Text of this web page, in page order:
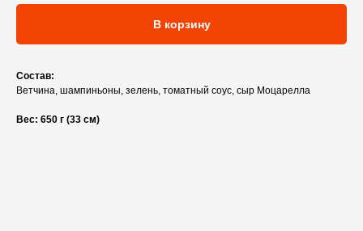
В корзину
Состав:
Ветчина, шампиньоны, зелень, томатный соус, сыр Моцарелла
Вес: 650 г (33 см)